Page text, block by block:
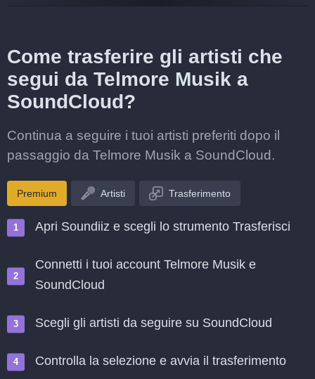
Come trasferire gli artisti che
segui da Telmore Musik a
SoundCloud?
Continua a seguire i tuoi artisti preferiti dopo il
passaggio da Telmore Musik a SoundCloud.
Premium Artisti Trasferimento
Apri Soundiiz e scegli lo strumento Trasferisci
Connetti i tuoi account Telmore Musik e
SoundCloud
Scegli gli artisti da seguire su SoundCloud
Controlla la selezione e avvia il trasferimento